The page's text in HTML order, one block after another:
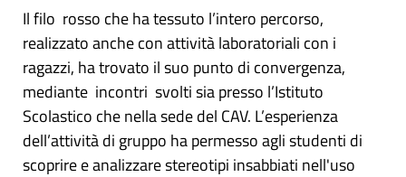
Il filo rosso che ha tessuto l’intero percorso,
realizzato anche con attività laboratoriali con i
ragazzi, ha trovato il suo punto di convergenza,
mediante incontri svolti sia presso l’Istituto
Scolastico che nella sede del CAV. L’esperienza
dell’attività di gruppo ha permesso agli studenti di
scoprire e analizzare stereotipi insabbiati nell'uso